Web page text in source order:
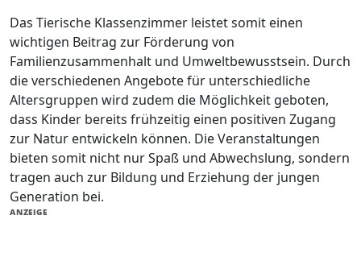
Das Tierische Klassenzimmer leistet somit einen
wichtigen Beitrag zur Förderung von
Familienzusammenhalt und Umweltbewusstsein. Durch
die verschiedenen Angebote für unterschiedliche
Altersgruppen wird zudem die Möglichkeit geboten,
dass Kinder bereits frühzeitig einen positiven Zugang
zur Natur entwickeln können. Die Veranstaltungen
bieten somit nicht nur Spaß und Abwechslung, sondern
tragen auch zur Bildung und Erziehung der jungen
Generation bei.
ANZEIGE